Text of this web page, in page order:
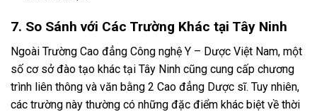
7. So Sánh với Các Trường Khác tại Tây Ninh
Ngoài Trường Cao đẳng Công nghệ Y – Dược Việt Nam, một
số cơ sở đào tạo khác tại Tây Ninh cũng cung cấp chương
trình liên thông và văn bằng 2 Cao đẳng Dược sĩ. Tuy nhiên,
các trường này thường có những đặc điểm khác biệt về thời